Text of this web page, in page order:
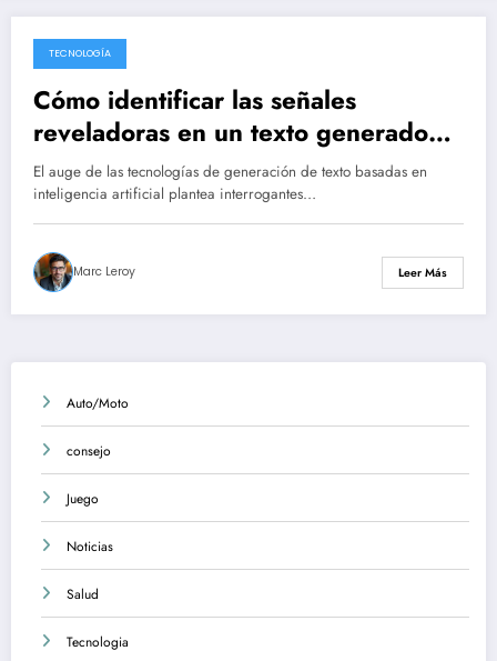
7 April 2025
TECNOLOGÍA
Cómo identificar las señales
reveladoras en un texto generado
por inteligencia artificial
El auge de las tecnologías de generación de texto basadas en
inteligencia artificial plantea interrogantes…
Marc Leroy Leer Más
Auto/Moto
consejo
Juego
Noticias
Salud
Tecnologia